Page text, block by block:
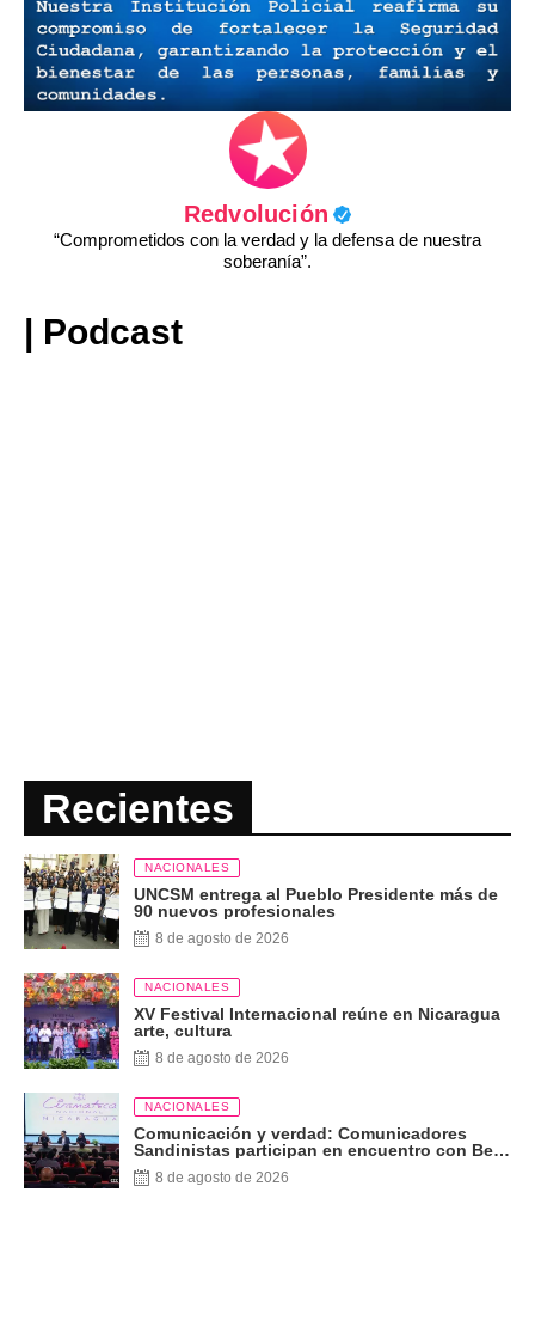
Redvolución
“Comprometidos con la verdad y la defensa de nuestra
soberanía”.
| Podcast
Recientes
NACIONALES
UNCSM entrega al Pueblo Presidente más de
90 nuevos profesionales
8 de agosto de 2026
NACIONALES
XV Festival Internacional reúne en Nicaragua
arte, cultura
8 de agosto de 2026
NACIONALES
Comunicación y verdad: Comunicadores
Sandinistas participan en encuentro con Ben
Norton
8 de agosto de 2026